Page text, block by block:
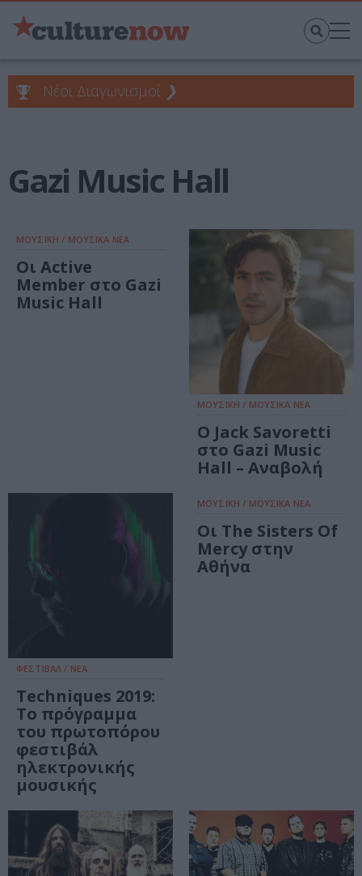
Νέοι Διαγωνισμοί ❯
Gazi Music Hall
ΜΟΥΣΙΚΗ / ΜΟΥΣΙΚΑ ΝΕΑ
Οι Active
Member στο Gazi
Music Hall
ΜΟΥΣΙΚΗ / ΜΟΥΣΙΚΑ ΝΕΑ
Ο Jack Savoretti
στο Gazi Music
Hall – Αναβολή
ΦΕΣΤΙΒΑΛ / ΝΕΑ
Techniques 2019:
Το πρόγραμμα
του πρωτοπόρου
φεστιβάλ
ηλεκτρονικής
μουσικής
ΜΟΥΣΙΚΗ / ΜΟΥΣΙΚΑ ΝΕΑ
Οι The Sisters Of
Mercy στην
Αθήνα